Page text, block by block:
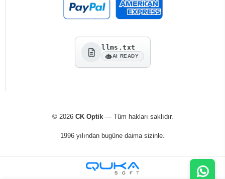
llms.txt
AI READY
© 2026 CK Optik— Tüm hakları saklıdır.
1996 yılından bugüne daima sizinle.